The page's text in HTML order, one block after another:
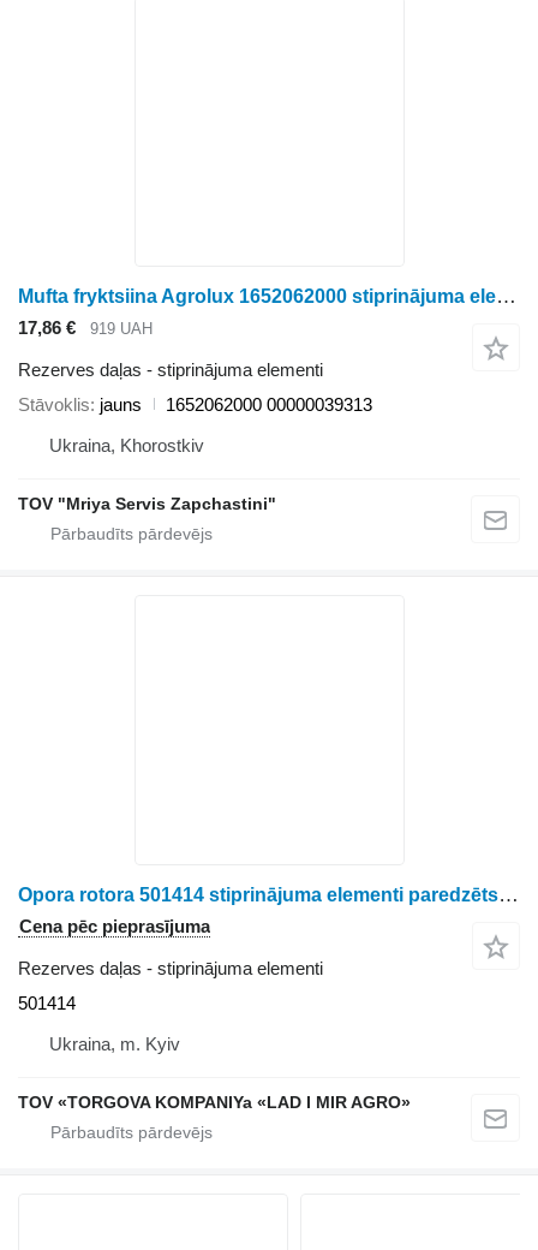
Mufta fryktsiina Agrolux 1652062000 stiprinājuma elementi paredzēts graudu pārstrādes iekārtas
17,86 € 919 UAH
Rezerves daļas - stiprinājuma elementi
Stāvoklis jauns
1652062000 00000039313
Ukraina, Khorostkiv
TOV "Mriya Servis Zapchastini"
Opora rotora 501414 stiprinājuma elementi paredzēts Geringhoff graudu maisu pildītāja
Cena pēc pieprasījuma
Rezerves daļas - stiprinājuma elementi
501414
Ukraina, m. Kyiv
TOV «TORGOVA KOMPANIYa «LAD I MIR AGRO»